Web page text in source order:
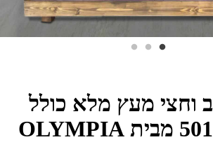
וחצי מעץ מלא כולל